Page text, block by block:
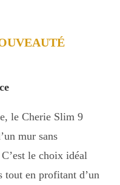
le Cherie Slim 9
mur sans
le choix idéal
tout en profitant d’un